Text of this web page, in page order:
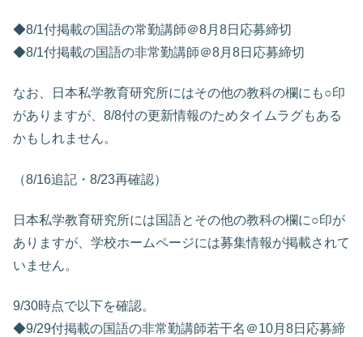
◆8/1付掲載の国語の常勤講師＠8月8日応募締切
◆8/1付掲載の国語の非常勤講師＠8月8日応募締切
なお、日本私学教育研究所にはその他の教科の欄にも○印
がありますが、8/8付の更新情報のためタイムラグもある
かもしれません。
（8/16追記・8/23再確認）
日本私学教育研究所には国語とその他の教科の欄に○印が
ありますが、学校ホームページには募集情報が掲載されて
いません。
9/30時点で以下を確認。
◆9/29付掲載の国語の非常勤講師若干名＠10月8日応募締